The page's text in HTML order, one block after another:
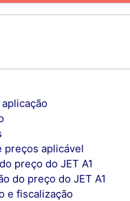
preços aplicável
preço do JET A1
do preço do JET A1
e fiscalização